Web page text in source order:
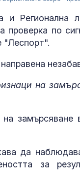
и Регионална
проверка по
"Леспорт".
на
замърсяване
да
за